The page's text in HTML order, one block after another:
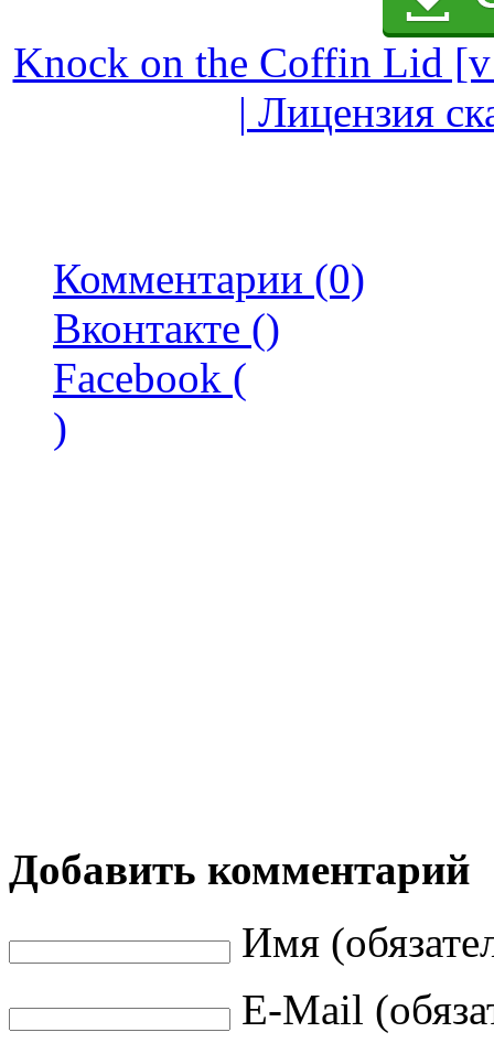
Knock on the Coffin Lid
| Лицензия
Комментарии (0)
Вконтакте ()
Facebook (
)
Добавить комментарий
Имя
E-Mail